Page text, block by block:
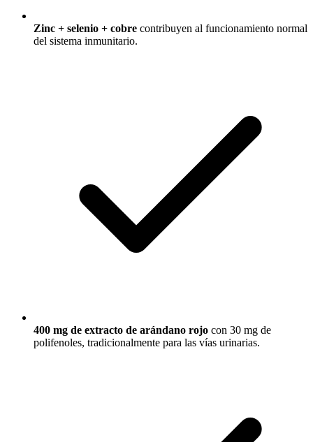
Zinc + selenio + cobre contribuyen al funcionamiento normal
del sistema inmunitario.
400 mg de extracto de arándano rojo con 30 mg de
polifenoles, tradicionalmente para las vías urinarias.